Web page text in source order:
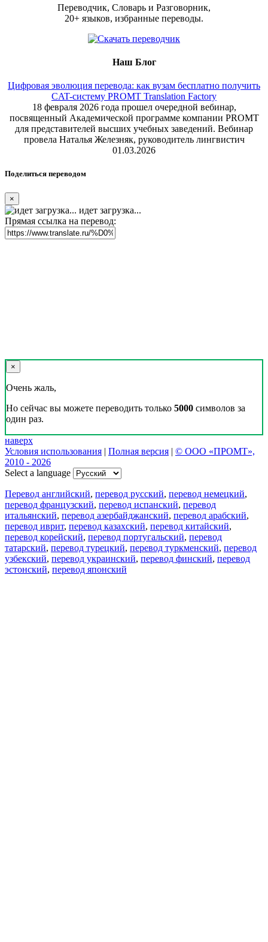
Переводчик, Словарь и Разговорник,
20+ языков, избранные переводы.
Наш Блог
Цифровая эволюция перевода: как вузам бесплатно получить
CAT-систему PROMT Translation Factory
18 февраля 2026 года прошел очередной вебинар,
посвященный Академической программе компании PROMT
для представителей высших учебных заведений. Вебинар
провела Наталья Железняк, руководитель лингвистич
01.03.2026
Поделиться переводом
×
идет загрузка...
Прямая ссылка на перевод:
×
Очень жаль,
Но сейчас вы можете переводить только 5000 символов за
один раз.
наверх
Условия использования | Полная версия | © ООО «ПРОМТ»,
2010 - 2026
Select a language
Перевод английский, перевод русский, перевод немецкий,
перевод французский, перевод испанский, перевод
итальянский, перевод азербайджанский, перевод арабский,
перевод иврит, перевод казахский, перевод китайский,
перевод корейский, перевод португальский, перевод
татарский, перевод турецкий, перевод туркменский, перевод
узбекский, перевод украинский, перевод финский, перевод
эстонский, перевод японский